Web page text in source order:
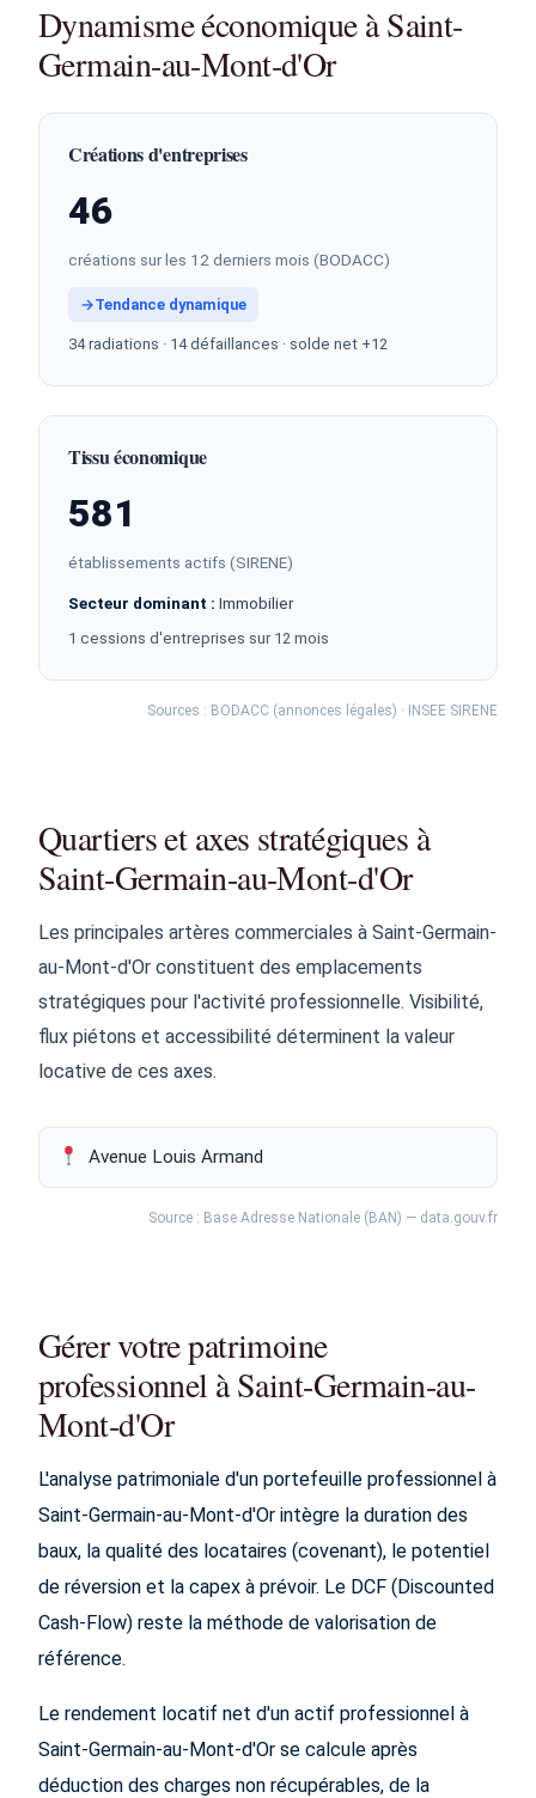
Dynamisme économique à Saint-
Germain-au-Mont-d'Or
Créations d'entreprises
46
créations sur les 12 derniers mois (BODACC)
→Tendance dynamique
34 radiations · 14 défaillances · solde net +12
Tissu économique
581
établissements actifs (SIRENE)
Secteur dominant : Immobilier
1 cessions d'entreprises sur 12 mois
Sources : BODACC (annonces légales) · INSEE SIRENE
Quartiers et axes stratégiques à
Saint-Germain-au-Mont-d'Or
Les principales artères commerciales à Saint-Germain-
au-Mont-d'Or constituent des emplacements
stratégiques pour l'activité professionnelle. Visibilité,
flux piétons et accessibilité déterminent la valeur
locative de ces axes.
Avenue Louis Armand
Source : Base Adresse Nationale (BAN) — data.gouv.fr
Gérer votre patrimoine
professionnel à Saint-Germain-au-
Mont-d'Or
L'analyse patrimoniale d'un portefeuille professionnel à
Saint-Germain-au-Mont-d'Or intègre la duration des
baux, la qualité des locataires (covenant), le potentiel
de réversion et la capex à prévoir. Le DCF (Discounted
Cash-Flow) reste la méthode de valorisation de
référence.
Le rendement locatif net d'un actif professionnel à
Saint-Germain-au-Mont-d'Or se calcule après
déduction des charges non récupérables, de la